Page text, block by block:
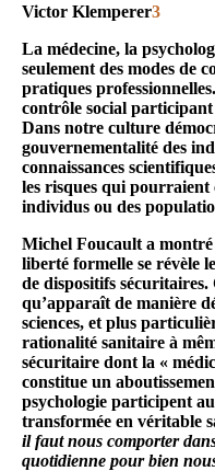
Victor Klemperer3
La médecine, la
seulement des modes de
pratiques
contrôle social
Dans notre culture
gouvernementalité des
connaissances
les risques qui pourraient
individus ou des
Michel Foucault a
liberté formelle se révèle
de dispositifs sécuritaires.
qu’apparaît de manière
sciences, et plus
rationalité sanitaire à
sécuritaire dont la «
constitue un
psychologie participent
transformée en véritable
il faut nous comporter
quotidienne pour bien